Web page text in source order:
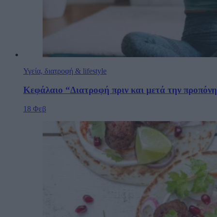
Υγεία, διατροφή & lifestyle
Κεφάλαιο “Διατροφή πριν και μετά την
18 Φεβ